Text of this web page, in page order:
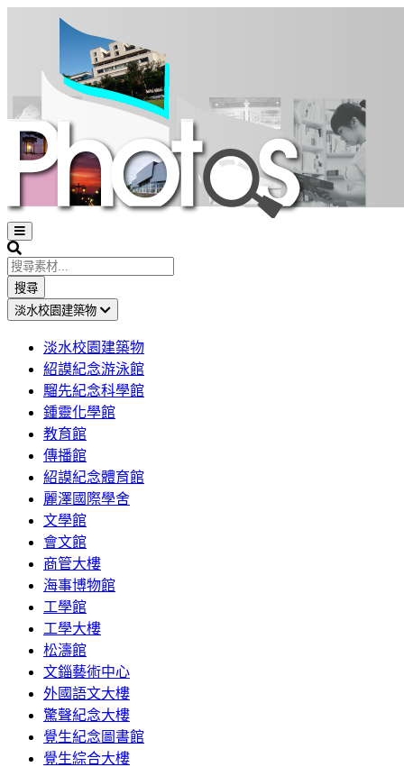
Open
sidebar
Search
搜尋
淡水校園建築物
淡水校園建築物
紹謨紀念游泳館
騮先紀念科學館
鍾靈化學館
教育館
傳播館
紹謨紀念體育館
麗澤國際學舍
文學館
會文館
商管大樓
海事博物館
工學館
工學大樓
松濤館
文錙藝術中心
外國語文大樓
驚聲紀念大樓
覺生紀念圖書館
覺生綜合大樓